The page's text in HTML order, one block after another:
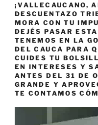
¡VALLECAUCANO,
DESCUENTAZO
MORA CON TU
DEJÉS PASAR
TENEMOS EN LA
DEL CAUCA PARA
CUIDES TU
EN INTERESES Y
ANTES DEL 31 DE
GRANDE Y
TE CONTAMOS